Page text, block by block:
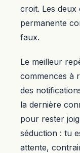
croit. Les deux
permanente
faux.
Le meilleur
commences à
des
la dernière
pour rester
séduction : tu
attente,